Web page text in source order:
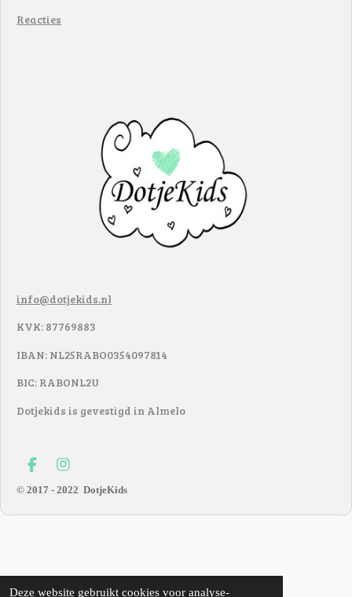
Deze website gebruikt cookies voor analyse-
Reacties
info@dotjekids.nl
KVK: 87769883
IBAN: NL25RABO0354097814
BIC: RABONL2U
Dotjekids is gevestigd in Almelo
F
a
e
I
n
t
© 2017 - 2022 DotjeKids